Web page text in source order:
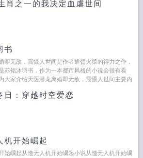
肖之一的我决定血虐世间
书
即无敌，震慑人世间是作者通臂火猿的得力之作，
苏铭沐羽书，作为一本都市风格的小说会很有看
大家介绍天医潜龙离婚即无敌，震慑人世间主要内
日：穿越时空爱恋
机开始崛起
始崛起从造无人机开始崛起小说从造无人机开始崛